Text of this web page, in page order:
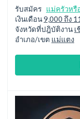
รับสมัคร แม่ครัวหรื
เงินเดือน9,000 ถึง
จังหวัดที่ปฎิบัติงาน เ
อำเภอ/เขต แม่แตง